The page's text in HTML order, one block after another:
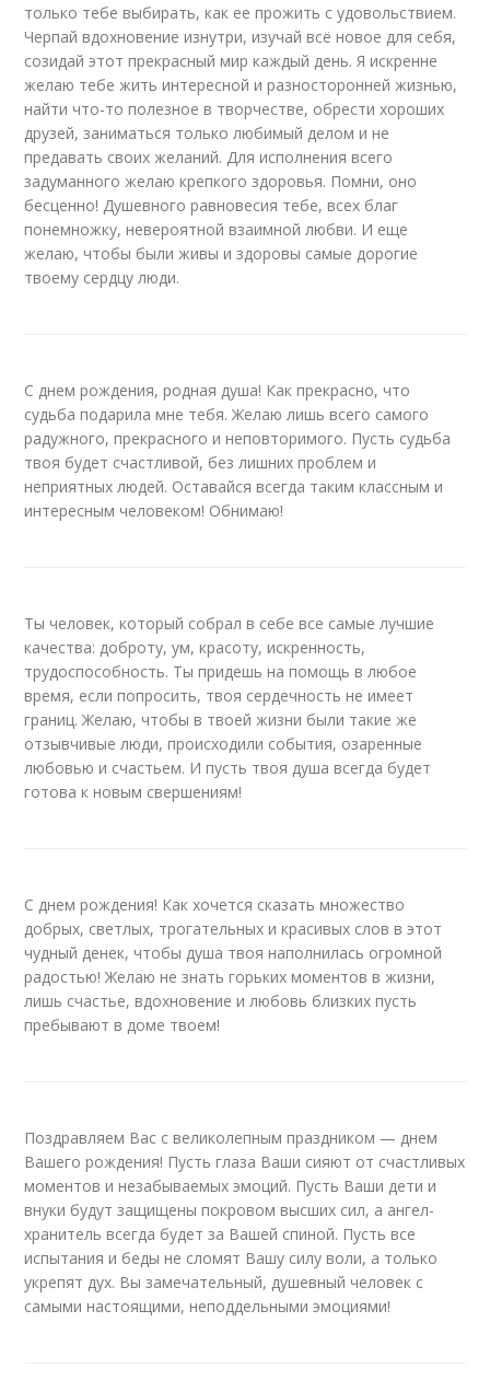
только тебе выбирать, как ее прожить с удовольствием.
Черпай вдохновение изнутри, изучай всё новое для себя,
созидай этот прекрасный мир каждый день. Я искренне
желаю тебе жить интересной и разносторонней жизнью,
найти что-то полезное в творчестве, обрести хороших
друзей, заниматься только любимый делом и не
предавать своих желаний. Для исполнения всего
задуманного желаю крепкого здоровья. Помни, оно
бесценно! Душевного равновесия тебе, всех благ
понемножку, невероятной взаимной любви. И еще
желаю, чтобы были живы и здоровы самые дорогие
твоему сердцу люди.
С днем рождения, родная душа! Как прекрасно, что
судьба подарила мне тебя. Желаю лишь всего самого
радужного, прекрасного и неповторимого. Пусть судьба
твоя будет счастливой, без лишних проблем и
неприятных людей. Оставайся всегда таким классным и
интересным человеком! Обнимаю!
Ты человек, который собрал в себе все самые лучшие
качества: доброту, ум, красоту, искренность,
трудоспособность. Ты придешь на помощь в любое
время, если попросить, твоя сердечность не имеет
границ. Желаю, чтобы в твоей жизни были такие же
отзывчивые люди, происходили события, озаренные
любовью и счастьем. И пусть твоя душа всегда будет
готова к новым свершениям!
С днем рождения! Как хочется сказать множество
добрых, светлых, трогательных и красивых слов в этот
чудный денек, чтобы душа твоя наполнилась огромной
радостью! Желаю не знать горьких моментов в жизни,
лишь счастье, вдохновение и любовь близких пусть
пребывают в доме твоем!
Поздравляем Вас с великолепным праздником — днем
Вашего рождения! Пусть глаза Ваши сияют от счастливых
моментов и незабываемых эмоций. Пусть Ваши дети и
внуки будут защищены покровом высших сил, а ангел-
хранитель всегда будет за Вашей спиной. Пусть все
испытания и беды не сломят Вашу силу воли, а только
укрепят дух. Вы замечательный, душевный человек с
самыми настоящими, неподдельными эмоциями!